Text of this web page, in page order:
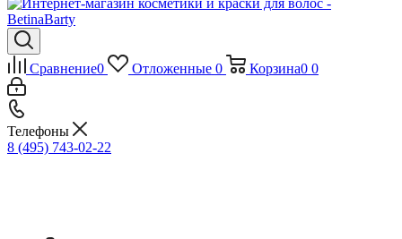
Сравнение0 Отложенные 0 Корзина0 0
Телефоны
8 (495) 743-02-22